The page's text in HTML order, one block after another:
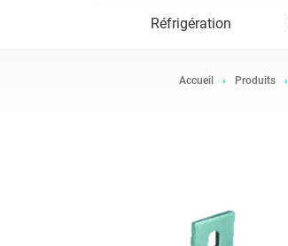
Réfrigération
Accueil Produits